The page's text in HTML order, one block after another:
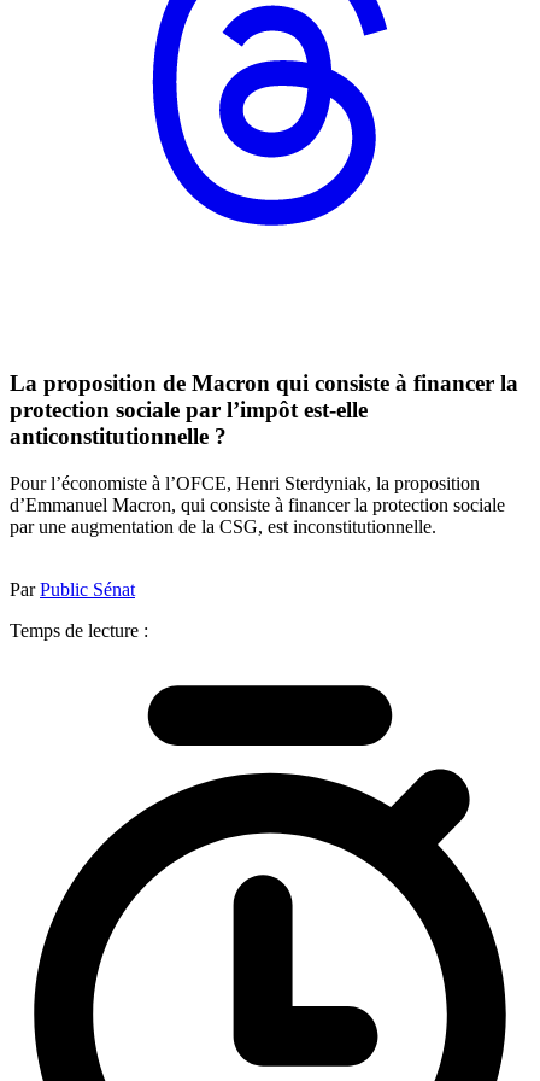
La proposition de Macron qui consiste à financer la
protection sociale par l’impôt est-elle
anticonstitutionnelle ?
Pour l’économiste à l’OFCE, Henri Sterdyniak, la proposition
d’Emmanuel Macron, qui consiste à financer la protection sociale
par une augmentation de la CSG, est inconstitutionnelle.
ParPublic Sénat
Temps de lecture :